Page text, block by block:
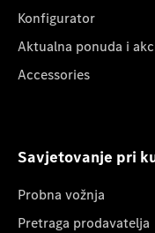
Konfigurator
Aktualna ponuda i
Accessories
Savjetovanje pri
Probna vožnja
Pretraga prodavatelja